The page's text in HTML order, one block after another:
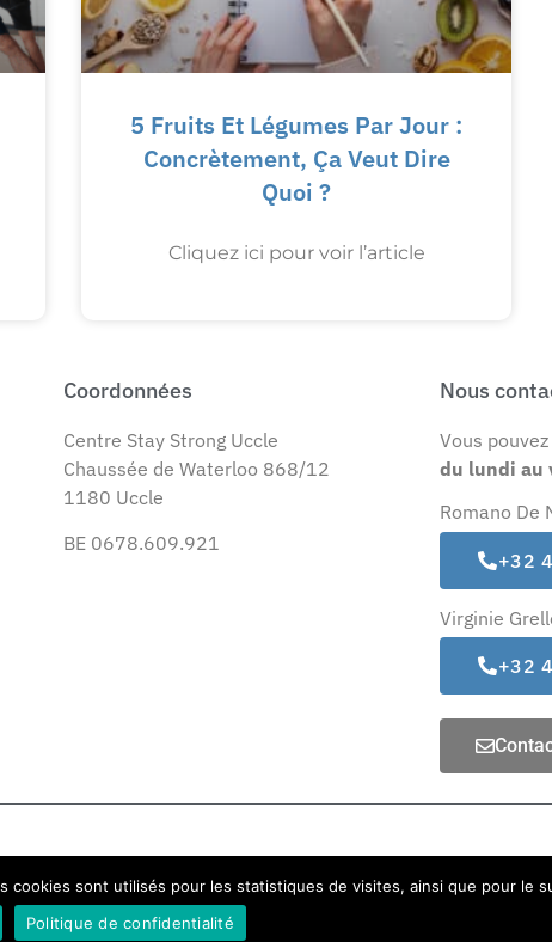
5 Fruits Et Légumes Par Jour :
Concrètement, Ça Veut Dire
Quoi ?
Cliquez ici pour voir l’article
Coordonnées
Centre Stay Strong Uccle
Chaussée de Waterloo 868/12
1180 Uccle
BE 0678.609.921
Nous
Vous
du lundi au
Romano De
+32
Virginie
+32
sont utilisés pour les statistiques de visites, ainsi que pour le
Politique de confidentialité